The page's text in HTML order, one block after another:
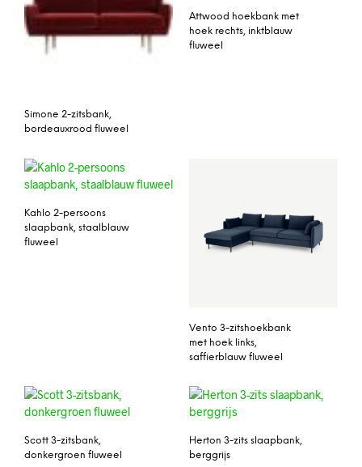
Simone 2-zitsbank,
bordeauxrood fluweel
Attwood hoekbank met
hoek rechts, inktblauw
fluweel
Kahlo 2-persoons
slaapbank, staalblauw
fluweel
Vento 3-zitshoekbank
met hoek links,
saffierblauw fluweel
Scott 3-zitsbank,
donkergroen fluweel
Herton 3-zits slaapbank,
berggrijs